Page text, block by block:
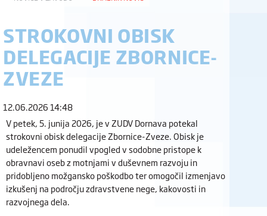
STROKOVNI OBISK
DELEGACIJE ZBORNICE-
ZVEZE
12.06.2026 14:48
V petek, 5. junija 2026, je v ZUDV Dornava potekal
strokovni obisk delegacije Zbornice-Zveze. Obisk je
udeležencem ponudil vpogled v sodobne pristope k
obravnavi oseb z motnjami v duševnem razvoju in
pridobljeno možgansko poškodbo ter omogočil izmenjavo
izkušenj na področju zdravstvene nege, kakovosti in
razvojnega dela.